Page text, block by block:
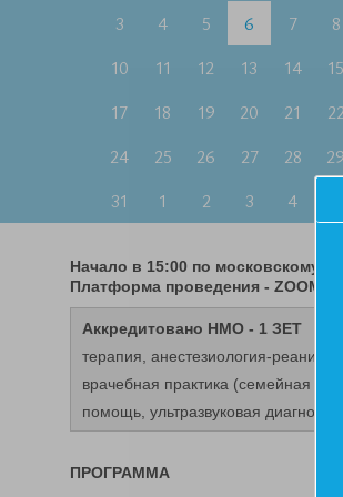
3
4 5 6 7 8
10
11 12 13 14 15
17
18 19 20 21 22
24
25 26 27 28 29
31
1 2 3 4
Начало в 15:00 по московскому
Платформа проведения - ZOOM
Аккредитовано НМО - 1 ЗЕТ
терапия, анестезиология-
врачебная практика (семейная
помощь, ультразвуковая
ПРОГРАММА